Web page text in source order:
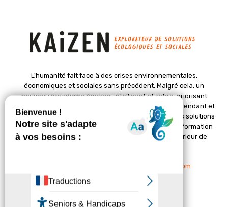
L'humanité fait face à des crises environnementales,
économiques et sociales sans précédent. Malgré cela, un
nouveau paradigme émerge, intelligent et sobre, priorisant
l'épanouissement de la vie. Le magazine Kaizen, indépendant et
positif, met en lumière des initiatives pionnières et des solutions
créatives pour un avenir meilleur. Il croit en une transformation
profonde des sociétés grâce à un changement intérieur de
contact@kaizen-magazine.com